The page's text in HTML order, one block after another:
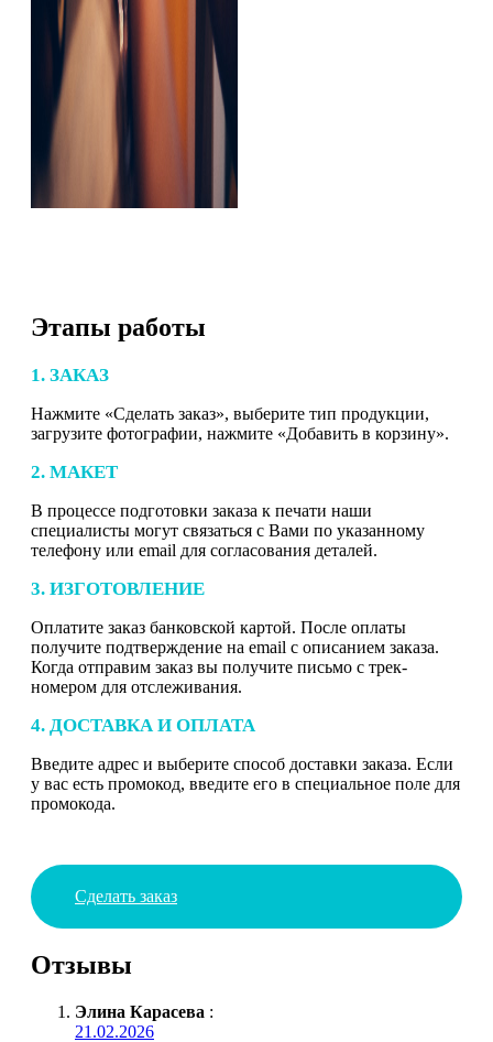
Этапы работы
1. ЗАКАЗ
Нажмите «Сделать заказ», выберите тип продукции,
загрузите фотографии, нажмите «Добавить в корзину».
2. МАКЕТ
В процессе подготовки заказа к печати наши
специалисты могут связаться с Вами по указанному
телефону или email для согласования деталей.
3. ИЗГОТОВЛЕНИЕ
Оплатите заказ банковской картой. После оплаты
получите подтверждение на email с описанием заказа.
Когда отправим заказ вы получите письмо с трек-
номером для отслеживания.
4. ДОСТАВКА И ОПЛАТА
Введите адрес и выберите способ доставки заказа. Если
у вас есть промокод, введите его в специальное поле для
промокода.
Сделать заказ
Отзывы
Элина Карасева :
21.02.2026